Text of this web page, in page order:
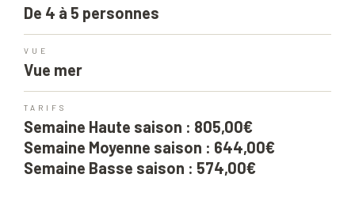
De 4 à 5 personnes
VUE
Vue mer
TARIFS
Semaine Haute saison : 805,00€
Semaine Moyenne saison : 644,00€
Semaine Basse saison : 574,00€